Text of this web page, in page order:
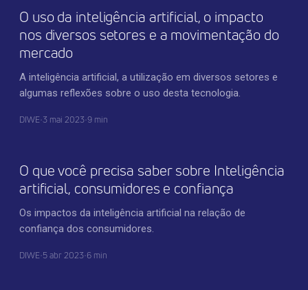
O uso da inteligência artificial, o impacto
nos diversos setores e a movimentação do
mercado
A inteligência artificial, a utilização em diversos setores e
algumas reflexões sobre o uso desta tecnologia.
DIWE•3 mai 2023•9 min
TECNOLOGIA
O que você precisa saber sobre Inteligência
artificial, consumidores e confiança
Os impactos da inteligência artificial na relação de
confiança dos consumidores.
DIWE•5 abr 2023•6 min
INOVAÇÃO CORPORATIVA